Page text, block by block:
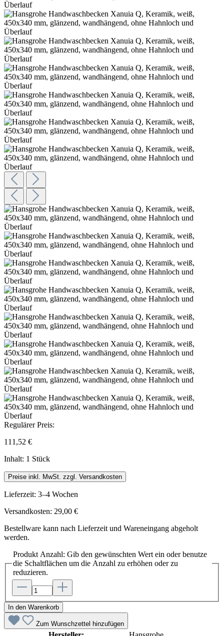
Regulärer Preis:
111,52 €
Inhalt: 1 Stück
Preise inkl. MwSt. zzgl. Versandkosten
Lieferzeit: 3–4 Wochen
Versandkosten: 29,00 €
Bestellware kann nach Lieferzeit und Wareneingang abgeholt
werden.
Produkt Anzahl: Gib den gewünschten Wert ein oder benutze
die Schaltflächen um die Anzahl zu erhöhen oder zu
reduzieren.
In den Warenkorb
Zum Wunschzettel hinzufügen